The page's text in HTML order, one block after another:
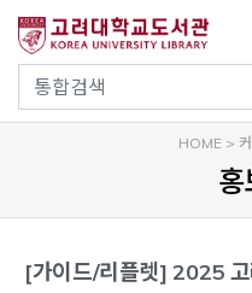
건
기
통합검색
사이트내 검색
HOME >
홍
[가이드/리플렛] 2025 고